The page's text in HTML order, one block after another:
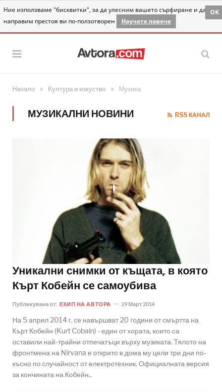
Ние използваме "бисквитки", за да улесним вашето сърфиране и да
направим престоя ви по-ползотворен
Научете повече
OK
Начало » Култура и изкуство » Музика
МУЗИКАЛНИ НОВИНИ RSS КАНАЛ
Уникални снимки от къщата, в която
Кърт Кобейн се самоубива
Публикувана от: ЕКИП НА АВТОРА 29 Март 2014
На 5 април 2014 г. се навършват 20 години от смъртта на
Кърт Кобейн (Kurt Cobain) - един от хората, които са
оставили най-трайни отпечатъци върху музиката. Тялото на
фронтмена на Nirvana е открито в дома му цели три дни по-
късно по случайност от електротехник. Официалната версия
за кончината на Кобейн..